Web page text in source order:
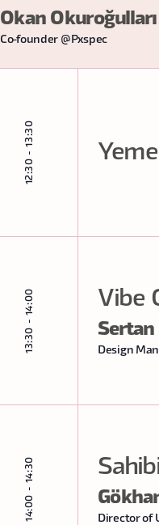
Okan
Co-founder @Pxspec
12:30 - 13:30
13:30 - 14:00 Vibe
Sertan
Design
14:00 - 14:30 Director of